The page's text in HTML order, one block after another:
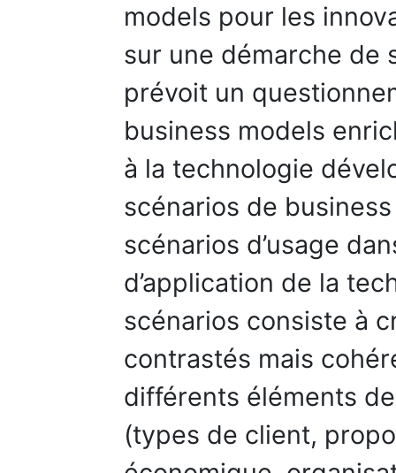
models pour les
sur une démarche de
prévoit un
business models
à la technologie
scénarios de
scénarios d’usage
d’application de la
scénarios consiste à
contrastés mais
différents éléments
(types de client,